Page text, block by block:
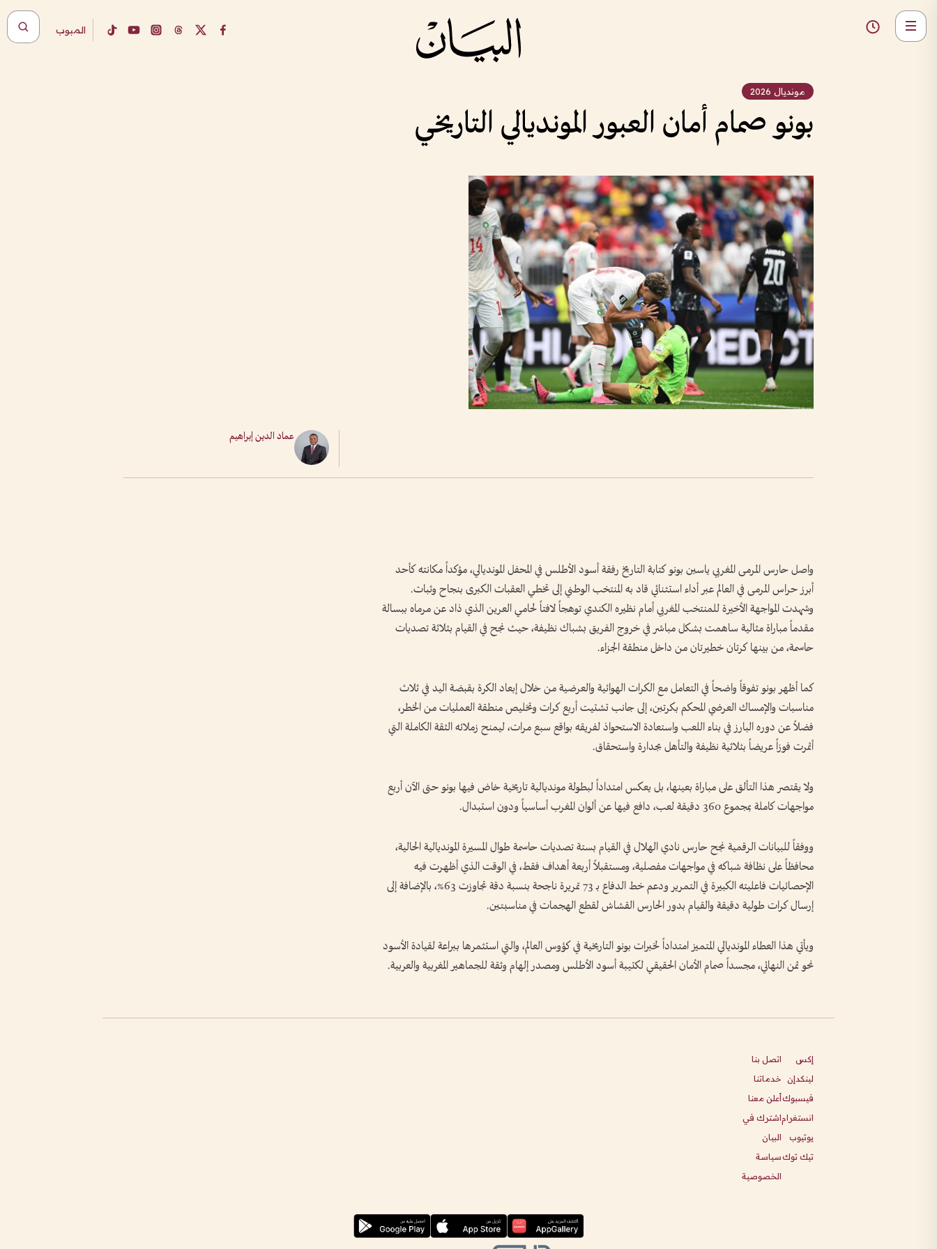
المبوب
مونديال 2026
بونو صمام أمان العبور المونديالي التاريخي
عماد الدين إبراهيم
واصل حارس المرمى المغربي ياسين بونو كتابة التاريخ رفقة أسود الأطلس في المحفل المونديالي، مؤكداً مكانته كأحد
أبرز حراس المرمى في العالم عبر أداء استثنائي قاد به المنتخب الوطني إلى تخطي العقبات الكبرى بنجاح وثبات.
وشهدت المواجهة الأخيرة للمنتخب المغربي أمام نظيره الكندي توهجاً لافتاً لحامي العرين الذي ذاد عن مرماه ببسالة
مقدماً مباراة مثالية ساهمت بشكل مباشر في خروج الفريق بشباك نظيفة، حيث نجح في القيام بثلاثة تصديات
حاسمة، من بينها كرتان خطيرتان من داخل منطقة الجزاء.
كما أظهر بونو تفوقاً واضحاً في التعامل مع الكرات الهوائية والعرضية من خلال إبعاد الكرة بقبضة اليد في ثلاث
مناسبات والإمساك العرضي المحكم بكرتين، إلى جانب تشتيت أربع كرات وتخليص منطقة العمليات من الخطر،
فضلاً عن دوره البارز في بناء اللعب واستعادة الاستحواذ لفريقه بواقع سبع مرات، ليمنح زملائه الثقة الكاملة التي
أثمرت فوزاً عريضاً بثلاثية نظيفة والتأهل بجدارة واستحقاق.
ولا يقتصر هذا التألق على مباراة بعينها، بل يعكس امتداداً لبطولة مونديالية تاريخية خاض فيها بونو حتى الآن أربع
مواجهات كاملة بمجموع 360 دقيقة لعب، دافع فيها عن ألوان المغرب أساسياً ودون استبدال.
ووفقاً للبيانات الرقمية نجح حارس نادي الهلال في القيام بستة تصديات حاسمة طوال المسيرة المونديالية الحالية،
محافظاً على نظافة شباكه في مواجهات مفصلية، ومستقبلاً أربعة أهداف فقط، في الوقت الذي أظهرت فيه
الإحصائيات فاعليته الكبيرة في التمرير ودعم خط الدفاع بـ 73 تمريرة ناجحة بنسبة دقة تجاوزت 63%، بالإضافة إلى
إرسال كرات طولية دقيقة والقيام بدور الحارس القشاش لقطع الهجمات في مناسبتين.
ويأتي هذا العطاء المونديالي المتميز امتداداً لخبرات بونو التاريخية في كؤوس العالم، والتي استثمرها ببراعة لقيادة الأسود
نحو ثمن النهائي، مجسداً صمام الأمان الحقيقي لكتيبة أسود الأطلس ومصدر إلهام وثقة للجماهير المغربية والعربية.
إكس
لينكدإن
فيسبوك
انستغرام
يوتيوب
تيك توك
اتصل بنا
خدماتنا
أعلن معنا
اشترك في
البيان
سياسة
الخصوصية